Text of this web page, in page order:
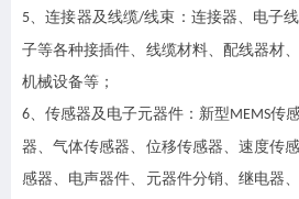
5、连接器及线缆/线束： 连接器、电子
子等各种接插件、线缆材料、配线器材
机械设备等；
6、传感器及电子元器件： 新型MEMS传
器、气体传感器、位移传感器、速度传
感器、电声器件、元器件分销、继电器